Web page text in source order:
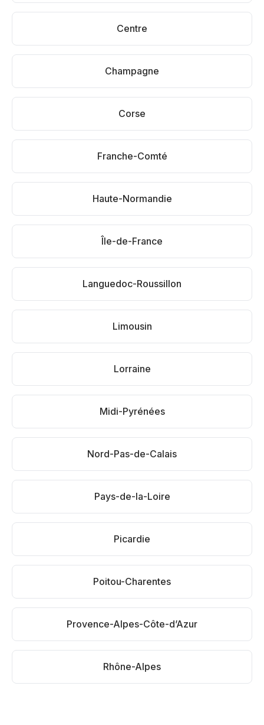
Centre
Champagne
Corse
Franche-Comté
Haute-Normandie
Île-de-France
Languedoc-Roussillon
Limousin
Lorraine
Midi-Pyrénées
Nord-Pas-de-Calais
Pays-de-la-Loire
Picardie
Poitou-Charentes
Provence-Alpes-Côte-d’Azur
Rhône-Alpes